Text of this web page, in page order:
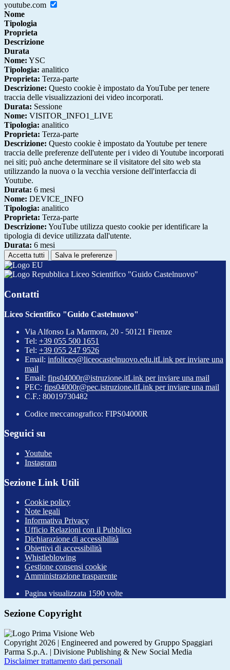
youtube.com
Nome
Tipologia
Proprieta
Descrizione
Durata
Nome: YSC
Tipologia: analitico
Proprieta: Terza-parte
Descrizione: Questo cookie è impostato da YouTube per tenere
traccia delle visualizzazioni dei video incorporati.
Durata: Sessione
Nome: VISITOR_INFO1_LIVE
Tipologia: analitico
Proprieta: Terza-parte
Descrizione: Questo cookie è impostato da Youtube per tenere
traccia delle preferenze dell'utente per i video di Youtube incorporati
nei siti; può anche determinare se il visitatore del sito web sta
utilizzando la nuova o la vecchia versione dell'interfaccia di
Youtube.
Durata: 6 mesi
Nome: DEVICE_INFO
Tipologia: analitico
Proprieta: Terza-parte
Descrizione: YouTube utilizza questo cookie per identificare la
tipologia di device utilizzata dall'utente.
Durata: 6 mesi
Accetta tutti Salva le preferenze
Liceo Scientifico "Guido Castelnuovo"
Contatti
Liceo Scientifico "Guido Castelnuovo"
Via Alfonso La Marmora, 20 - 50121 Firenze
Tel: +39 055 500 1651
Tel: +39 055 247 9526
Email: infoliceo@liceocastelnuovo.edu.itLink per inviare una
mail
Email: fips04000r@istruzione.itLink per inviare una mail
PEC: fips04000r@pec.istruzione.itLink per inviare una mail
C.F.: 80019730482
Codice meccanografico: FIPS04000R
Seguici su
Youtube
Instagram
Sezione Link Utili
Cookie policy
Note legali
Informativa Privacy
Ufficio Relazioni con il Pubblico
Dichiarazione di accessibilità
Obiettivi di accessibilità
Whistleblowing
Gestione consensi cookie
Amministrazione trasparente
Pagina visualizzata 1590 volte
Sezione Copyright
Copyright 2026 | Engineered and powered by Gruppo Spaggiari
Parma S.p.A. | Divisione Publishing & New Social Media
Disclaimer trattamento dati personali